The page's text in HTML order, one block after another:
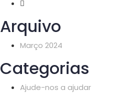
Arquivo
Março 2024
Categorias
Ajude-nos a ajudar